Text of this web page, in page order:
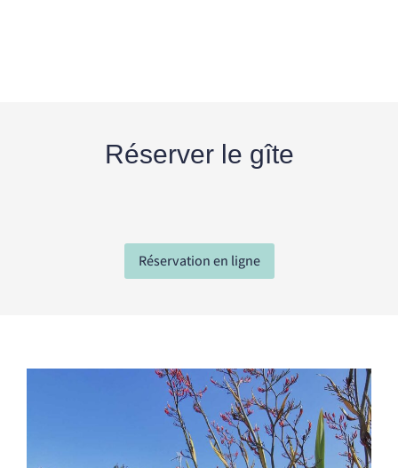
Réserver le gîte
Réservation en ligne